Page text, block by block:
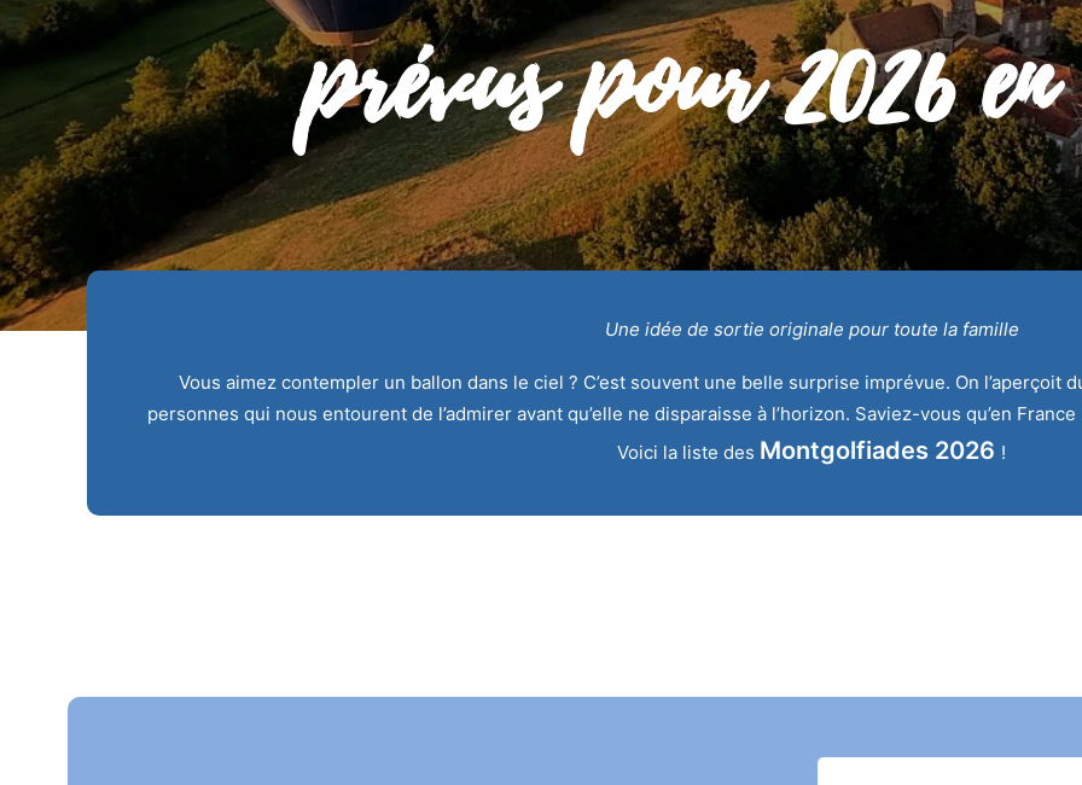
prévus pour 2026
Une idée de sortie originale pour toute la famille
Vous aimez contempler un ballon dans le ciel ? C’est souvent une belle surprise imprévue. On l’aperçoit
personnes qui nous entourent de l’admirer avant qu’elle ne disparaisse à l’horizon. Saviez-vous qu’en
Voici la liste des Montgolfiades 2026 !